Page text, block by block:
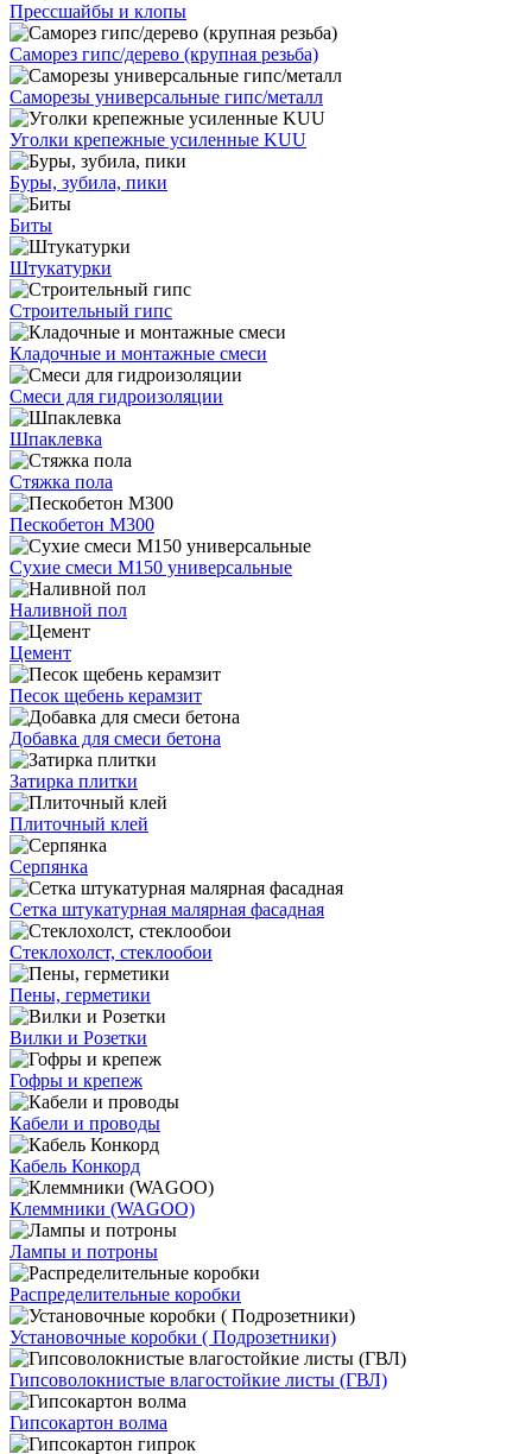
Прессшайбы и клопы
Саморез гипс/дерево (крупная резьба)
Саморезы универсальные гипс/металл
Уголки крепежные усиленные KUU
Буры, зубила, пики
Биты
Штукатурки
Строительный гипс
Кладочные и монтажные смеси
Смеси для гидроизоляции
Шпаклевка
Стяжка пола
Пескобетон М300
Сухие смеси М150 универсальные
Наливной пол
Цемент
Песок щебень керамзит
Добавка для смеси бетона
Затирка плитки
Плиточный клей
Серпянка
Сетка штукатурная малярная фасадная
Стеклохолст, стеклообои
Пены, герметики
Вилки и Розетки
Гофры и крепеж
Кабели и проводы
Кабель Конкорд
Клеммники (WAGOО)
Лампы и потроны
Распределительные коробки
Установочные коробки ( Подрозетники)
Гипсоволокнистые влагостойкие листы (ГВЛ)
Гипсокартон волма